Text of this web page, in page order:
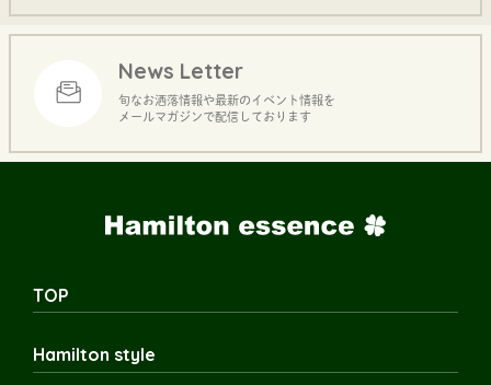
News Letter
旬なお洒落情報や最新のイベント情報を
メールマガジンで配信しております
TOP
Hamilton style